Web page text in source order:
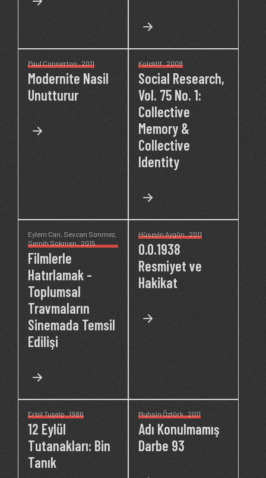
Paul Connerton, 2011
Modernite Nasil
Unutturur
Kolektif, 2008
Social Research,
Vol. 75 No. 1:
Collective
Memory &
Collective
Identity
Eylem Can, Sevcan Sonmez,
Semih Sokmen, 2015
Filmlerle
Hatırlamak -
Toplumsal
Travmaların
Sinemada Temsil
Edilişi
Hüseyin Aygün, 2011
0.0.1938
Resmiyet ve
Hakikat
Erbil Tuşalp, 1986
12 Eylül
Tutanakları: Bin
Tanık
Muhsin Öztürk, 2011
Adı Konulmamış
Darbe 93